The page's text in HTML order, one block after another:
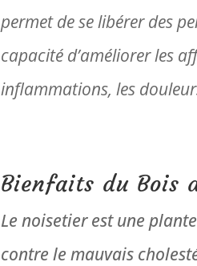
permet de se libérer des
capacité d’améliorer les
inflammations, les
Bienfaits du Bois
Le noisetier est une
contre le mauvais